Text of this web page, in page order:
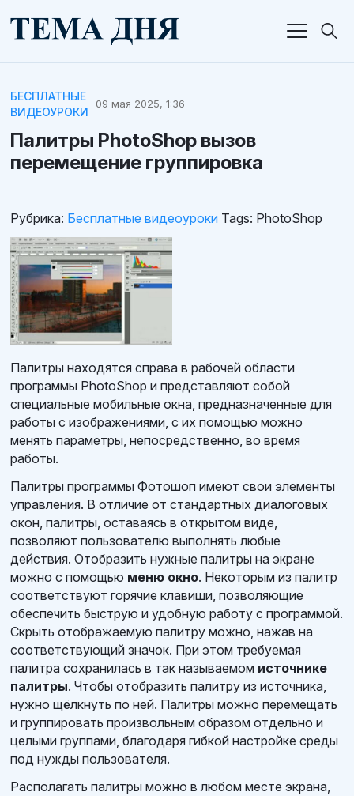
БЕСПЛАТНЫЕ
ВИДЕОУРОКИ
09 мая 2025, 1:36
Палитры PhotoShop вызов
перемещение группировка
Рубрика: Бесплатные видеоуроки Tags: PhotoShop
Палитры находятся справа в рабочей области
программы PhotoShop и представляют собой
специальные мобильные окна, предназначенные для
работы с изображениями, с их помощью можно
менять параметры, непосредственно, во время
работы.
Палитры программы Фотошоп имеют свои элементы
управления. В отличие от стандартных диалоговых
окон, палитры, оставаясь в открытом виде,
позволяют пользователю выполнять любые
действия. Отобразить нужные палитры на экране
можно с помощью меню окно. Некоторым из палитр
соответствуют горячие клавиши, позволяющие
обеспечить быструю и удобную работу с программой.
Скрыть отображаемую палитру можно, нажав на
соответствующий значок. При этом требуемая
палитра сохранилась в так называемом источнике
палитры. Чтобы отобразить палитру из источника,
нужно щёлкнуть по ней. Палитры можно перемещать
и группировать произвольным образом отдельно и
целыми группами, благодаря гибкой настройке среды
под нужды пользователя.
Располагать палитры можно в любом месте экрана,